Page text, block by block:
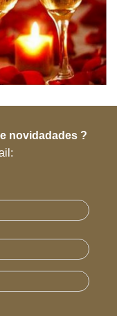
novidadades ?